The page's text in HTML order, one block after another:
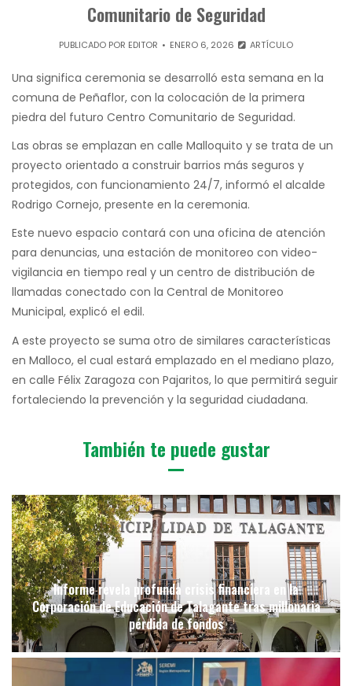
Comunitario de Seguridad
PUBLICADO POR EDITOR ENERO 6, 2026 ARTÍCULO
Una significa ceremonia se desarrolló esta semana en la
comuna de Peñaflor, con la colocación de la primera
piedra del futuro Centro Comunitario de Seguridad.
Las obras se emplazan en calle Malloquito y se trata de un
proyecto orientado a construir barrios más seguros y
protegidos, con funcionamiento 24/7, informó el alcalde
Rodrigo Cornejo, presente en la ceremonia.
Este nuevo espacio contará con una oficina de atención
para denuncias, una estación de monitoreo con video-
vigilancia en tiempo real y un centro de distribución de
llamadas conectado con la Central de Monitoreo
Municipal, explicó el edil.
A este proyecto se suma otro de similares características
en Malloco, el cual estará emplazado en el mediano plazo,
en calle Félix Zaragoza con Pajaritos, lo que permitirá seguir
fortaleciendo la prevención y la seguridad ciudadana.
También te puede gustar
Informe revela profunda crisis financiera en la
Corporación de Educación de Talagante tras millonaria
pérdida de fondos